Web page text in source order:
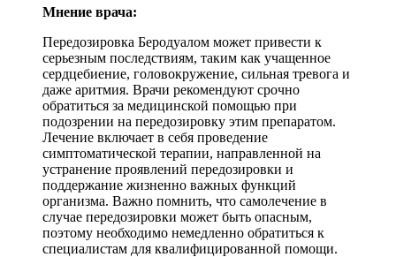
Мнение врача:
Передозировка Беродуалом может привести к
серьезным последствиям, таким как учащенное
сердцебиение, головокружение, сильная тревога и
даже аритмия. Врачи рекомендуют срочно
обратиться за медицинской помощью при
подозрении на передозировку этим препаратом.
Лечение включает в себя проведение
симптоматической терапии, направленной на
устранение проявлений передозировки и
поддержание жизненно важных функций
организма. Важно помнить, что самолечение в
случае передозировки может быть опасным,
поэтому необходимо немедленно обратиться к
специалистам для квалифицированной помощи.